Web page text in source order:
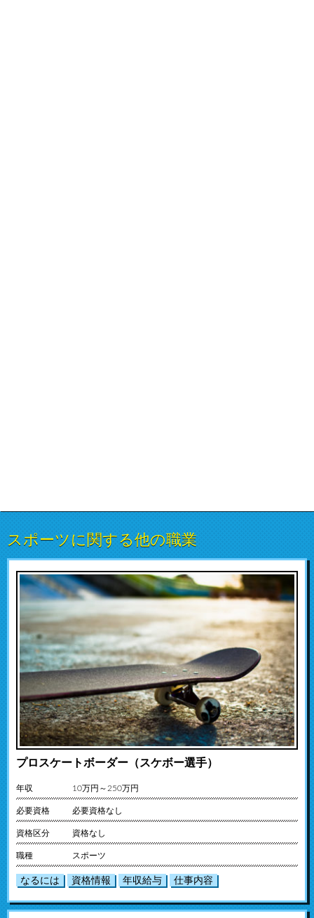
スポーツに関する他の職業
プロスケートボーダー（スケボー選手）
年収 10万円～250万円
必要資格 必要資格なし
資格区分 資格なし
職種 スポーツ
なるには 資格情報 年収給与 仕事内容